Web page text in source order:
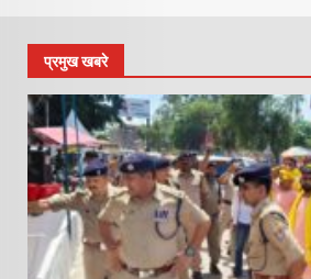
प्रमुख खबरे